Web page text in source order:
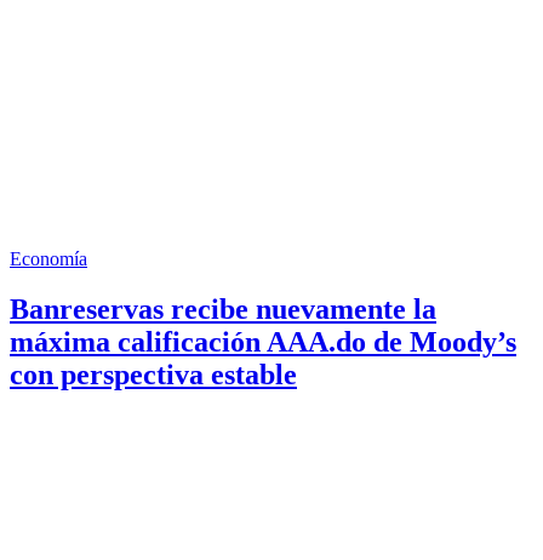
Economía
Banreservas recibe nuevamente la
máxima calificación AAA.do de Moody’s
con perspectiva estable